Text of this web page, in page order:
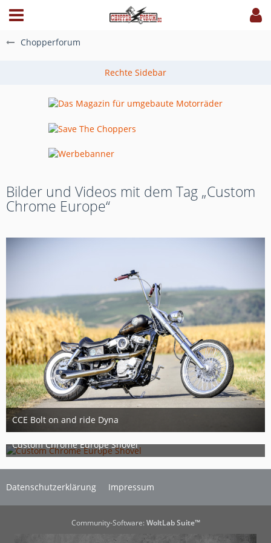
Chopperforum
Bilder und Videos mit dem Tag „Custom
Chrome Europe“
CCE Bolt on and ride Dyna
21. März 2018
1
Custom Chrome Europe Shovel
29. Oktober 2017
5
Datenschutzerklärung Impressum
Community-Software: WoltLab Suite™